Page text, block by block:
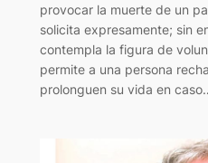
provocar la muerte de un
solicita expresamente; sin
contempla la figura de
permite a una persona
prolonguen su vida en